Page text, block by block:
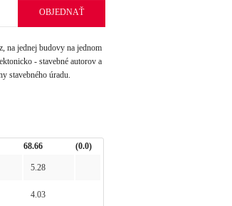
OBJEDNAŤ
na jednej budovy na jednom
- stavebné autorov a
stavebného úradu.
68.66 (0.0)
5.28
4.03